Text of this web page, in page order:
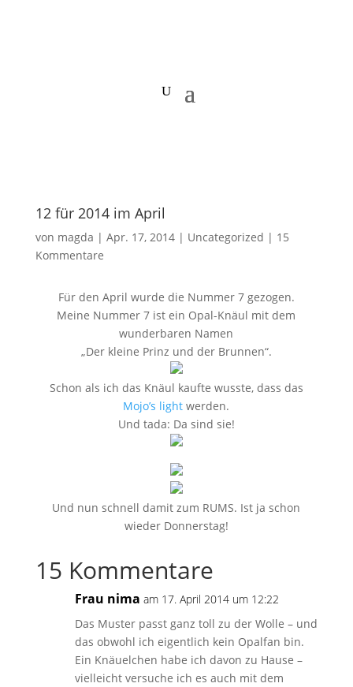
12 für 2014 im April
von magda | Apr. 17, 2014| Uncategorized | 15
Kommentare
Für den April wurde die Nummer 7 gezogen.
Meine Nummer 7 ist ein Opal-Knäul mit dem
wunderbaren Namen
„Der kleine Prinz und der Brunnen“.
Schon als ich das Knäul kaufte wusste, dass das
Mojo’s light werden.
Und tada: Da sind sie!
Und nun schnell damit zum RUMS. Ist ja schon
wieder Donnerstag!
15 Kommentare
Frau nima am 17. April 2014 um 12:22
Das Muster passt ganz toll zu der Wolle – und
das obwohl ich eigentlich kein Opalfan bin.
Ein Knäuelchen habe ich davon zu Hause –
vielleicht versuche ich es auch mit dem